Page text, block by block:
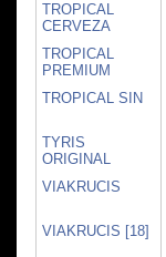
TROPICAL
CERVEZA
TROPICAL
PREMIUM
TROPICAL SIN
TYRIS
ORIGINAL
VIAKRUCIS
VIAKRUCIS [18]